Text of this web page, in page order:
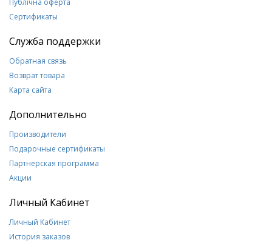
Публічна оферта
Сертификаты
Служба поддержки
Обратная связь
Возврат товара
Карта сайта
Дополнительно
Производители
Подарочные сертификаты
Партнерская программа
Акции
Личный Кабинет
Личный Кабинет
История заказов